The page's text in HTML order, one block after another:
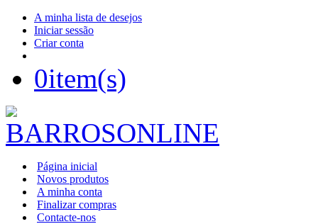
A minha lista de desejos
Iniciar sessão
Criar conta
0item(s)
Página inicial
Novos produtos
A minha conta
Finalizar compras
Contacte-nos